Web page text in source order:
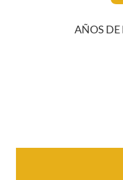
AÑOS DE